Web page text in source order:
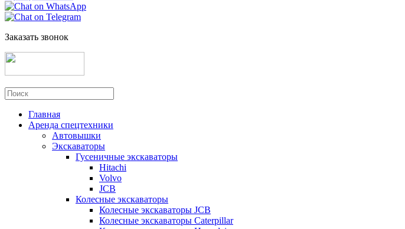
Заказать звонок
Главная
Аренда спецтехники
Автовышки
Экскаваторы
Гусеничные экскаваторы
Hitachi
Volvo
JCB
Колесные экскаваторы
Колесные экскаваторы JCB
Колесные экскаваторы Caterpillar